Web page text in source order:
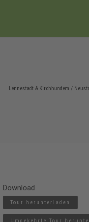
Lennestadt & Kirchhundem /
Download
Tour herunterladen